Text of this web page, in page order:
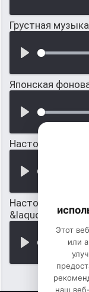
Грустная
Японская
Настоящая
Настоящая
&laquo;Угадай
Этот
или
наш